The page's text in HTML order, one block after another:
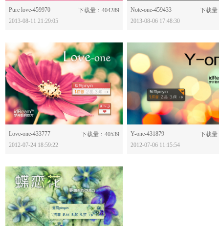
分享：
Pure love-459970
下载量：404289
2013-08-11 21:29:05
分享：
Note-one-459433
下载量
2013-08-06 17:48:30
分享：
Love-one-433777
下载量：40539
2012-07-24 18:59:22
Y-one-431879
下载量
2012-07-06 11:15:54